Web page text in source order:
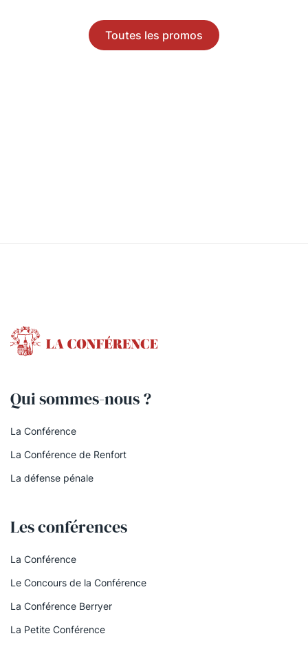
Toutes les promos
Qui sommes-nous ?
La Conférence
La Conférence de Renfort
La défense pénale
Les conférences
La Conférence
Le Concours de la Conférence
La Conférence Berryer
La Petite Conférence